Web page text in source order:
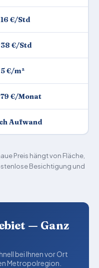
€/Std
38 €/Std
€/m²
79 €/Monat
Aufwand
Preis hängt von Fläche,
Besichtigung und
— Ganz
bei Ihnen vor Ort
Metropolregion.